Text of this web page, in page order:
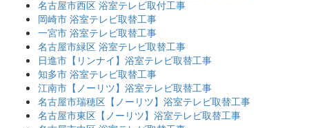
名古屋市西区 浴室テレビ取付工事
岡崎市 浴室テレビ取替工事
一宮市 浴室テレビ取替工事
名古屋市緑区 浴室テレビ取替工事
日進市【リンナイ】浴室テレビ取替工事
知多市 浴室テレビ取替工事
江南市【ノーリツ】浴室テレビ取替工事
名古屋市瑞穂区【ノーリツ】浴室テレビ取替工事
名古屋市東区【ノーリツ】浴室テレビ取替工事